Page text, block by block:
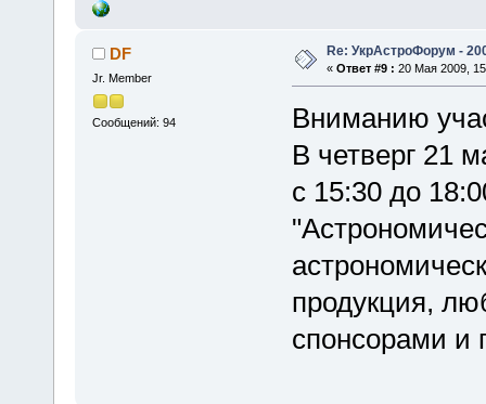
DF
Jr. Member
Сообщений: 94
Re: УкрАстроФорум -
« Ответ #9 : 20 Мая 2009,
Вниманию
В четверг 21
с 15:30 до
продукция,
спонсорами и